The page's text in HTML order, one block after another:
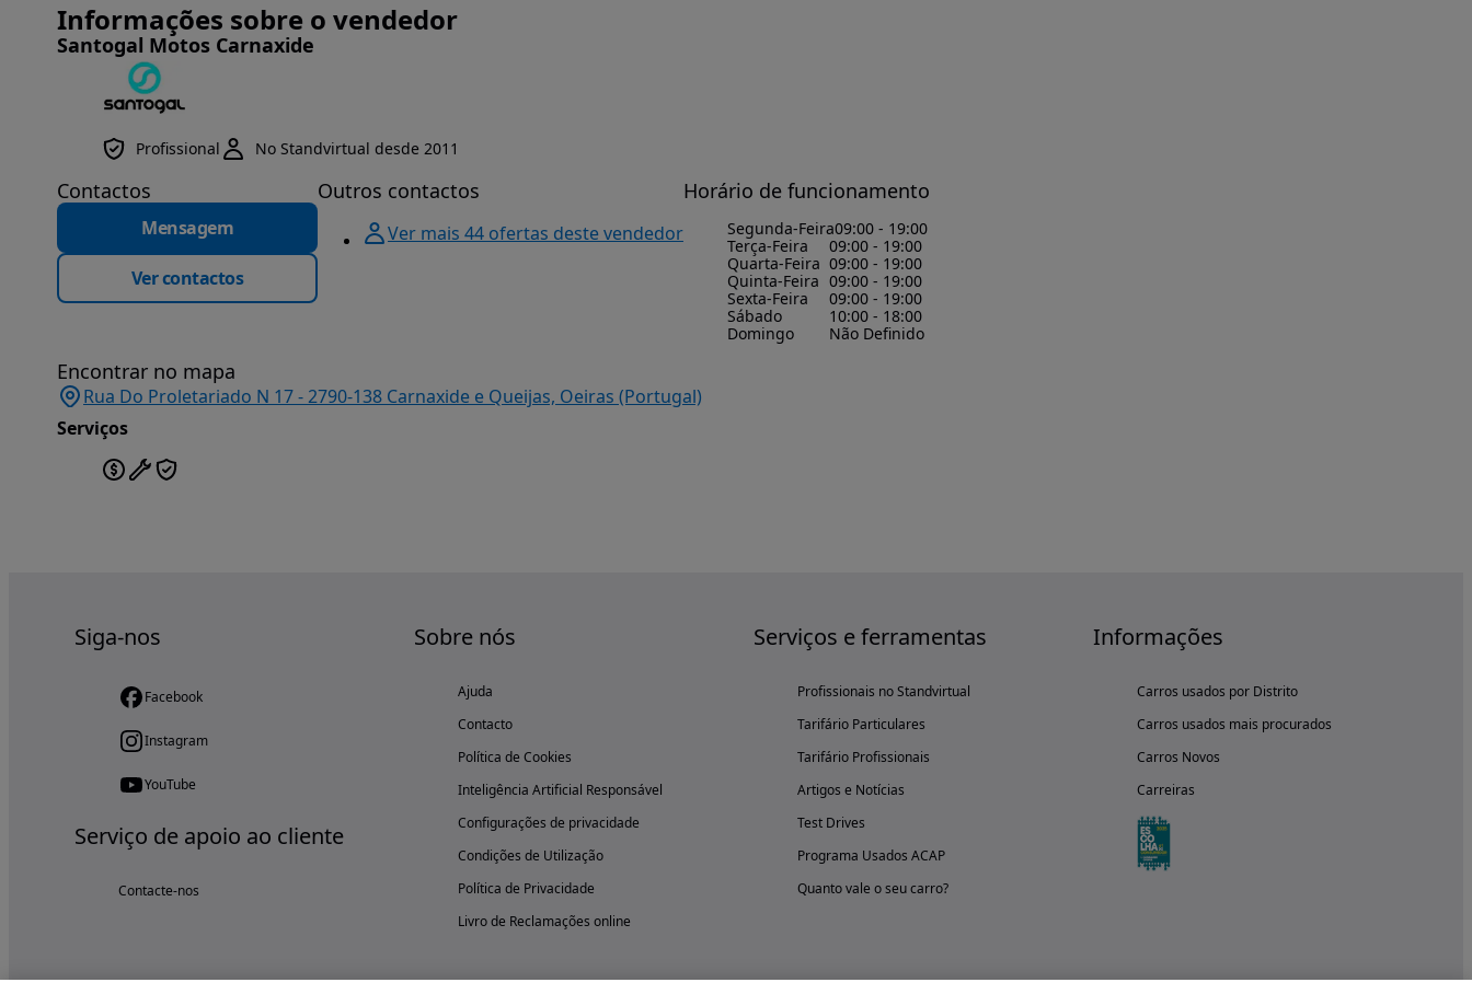
Informações sobre o vendedor
Santogal Motos Carnaxide
Profissional No Standvirtual desde 2011
Contactos
Mensagem
Ver contactos
Outros contactos
Ver mais 44 ofertas deste vendedor
Horário de funcionamento
Segunda-Feira09:00 - 19:00
Terça-Feira
09:00 - 19:00
Quarta-Feira 09:00 - 19:00
Quinta-Feira 09:00 - 19:00
Sexta-Feira
09:00 - 19:00
Sábado
10:00 - 18:00
Domingo
Não Definido
Encontrar no mapa
Rua Do Proletariado N 17 - 2790-138 Carnaxide e Queijas, Oeiras (Portugal)
Serviços
Siga-nos
Facebook
Instagram
YouTube
Serviço de apoio ao cliente
Contacte-nos
Sobre nós
Ajuda
Contacto
Política de Cookies
Inteligência Artificial Responsável
Configurações de privacidade
Condições de Utilização
Política de Privacidade
Livro de Reclamações online
Serviços e ferramentas
Profissionais no Standvirtual
Tarifário Particulares
Tarifário Profissionais
Artigos e Notícias
Test Drives
Programa Usados ACAP
Quanto vale o seu carro?
Informações
Carros usados por Distrito
Carros usados mais procurados
Carros Novos
Carreiras